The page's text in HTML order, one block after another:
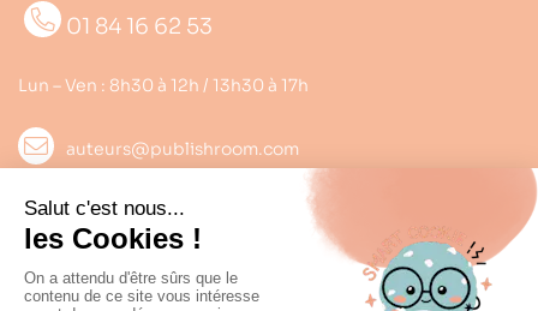
01 84 16 62 53
Lun – Ven : 8h30 à 12h / 13h30 à 17h
auteurs@publishroom.com
Informations 
Suivez nous